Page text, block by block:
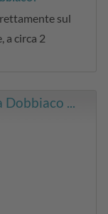
sul
a circa 2
...